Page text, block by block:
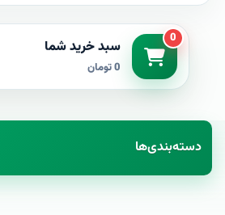
0 سبد خرید شما
0 تومان
دسته‌بندی‌ها